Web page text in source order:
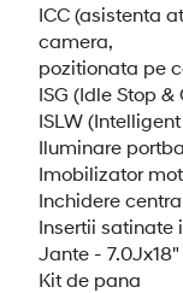
ICC (asistenta
camera,
pozitionata pe
ISG (Idle Stop
ISLW
Iluminare
Imobilizator
Inchidere
Insertii satinate
Jante -
Kit de pana